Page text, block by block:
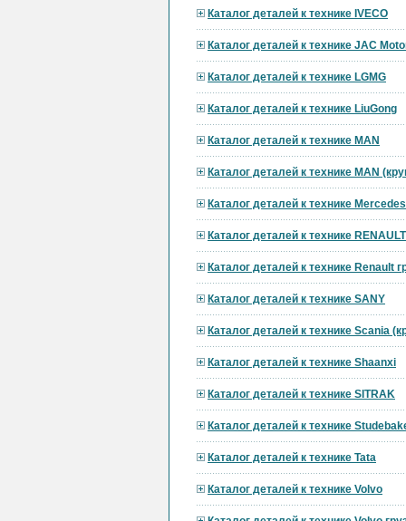
Каталог деталей к технике IVECO
Каталог деталей к технике JAC
Каталог деталей к технике LGMG
Каталог деталей к технике LiuGong
Каталог деталей к технике MAN
Каталог деталей к технике MAN
Каталог деталей к технике
Каталог деталей к технике RENAULT
Каталог деталей к технике Renault
Каталог деталей к технике SANY
Каталог деталей к технике Scania
Каталог деталей к технике Shaanxi
Каталог деталей к технике SITRAK
Каталог деталей к технике
Каталог деталей к технике Tata
Каталог деталей к технике Volvo